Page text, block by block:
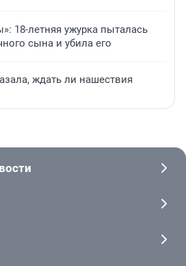
18-летняя ужурка пыталась
сына и убила его
ждать ли нашествия